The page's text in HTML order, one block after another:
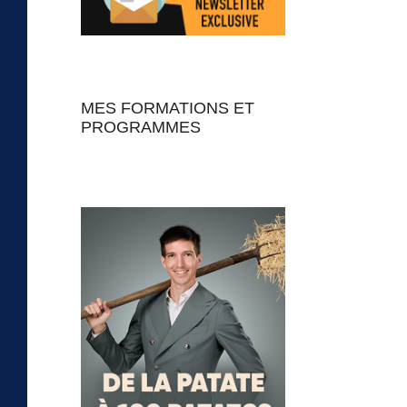
MES FORMATIONS ET
PROGRAMMES